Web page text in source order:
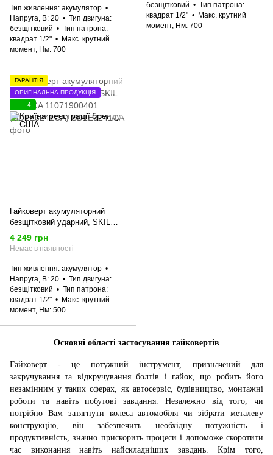
Тип живлення акумулятор
Напруга, В 20
Тип двигуна
безщітковий
Тип патрона
квадрат 1/2"
Макс. крутний
момент, Нм 700
безщітковий
Тип патрона
квадрат 1/2"
Макс. крутний
момент, Нм 700
ГАРАНТІЯ
ОРИГІНАЛЬНА ПРОДУКЦІЯ
4
Гайковерт акумуляторний
безщітковий ударний, SKIL
3241 CA 11071900401
(SD1E3241CA)
4 249 грн
Немає в наявності
Тип живлення акумулятор
Напруга, В 20
Тип двигуна
безщітковий
Тип патрона
квадрат 1/2"
Макс. крутний
момент, Нм 500
Основні області застосування гайковертів
Гайковерт - це потужний інструмент, призначений для
закручування та відкручування болтів і гайок, що робить його
незамінним у таких сферах, як автосервіс, будівництво, монтажні
роботи та навіть побутові завдання. Незалежно від того, чи
потрібно Вам затягнути колеса автомобіля чи зібрати металеву
конструкцію, він забезпечить необхідну потужність і
продуктивність, значно прискорить процеси і допоможе скоротити
час виконання навіть найскладніших завдань. Крім того,